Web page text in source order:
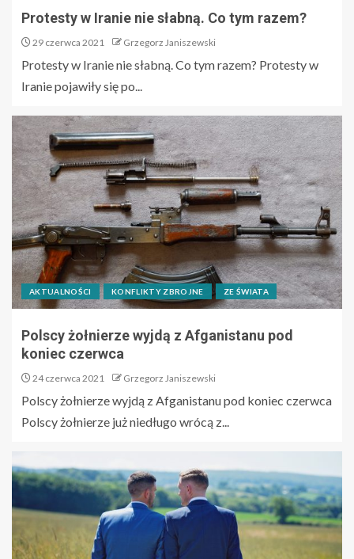
Protesty w Iranie nie słabną. Co tym razem?
29 czerwca 2021 Grzegorz Janiszewski
Protesty w Iranie nie słabną. Co tym razem? Protesty w
Iranie pojawiły się po...
AKTUALNOŚCI KONFLIKTY ZBROJNE ZE ŚWIATA
Polscy żołnierze wyjdą z Afganistanu pod
koniec czerwca
24 czerwca 2021 Grzegorz Janiszewski
Polscy żołnierze wyjdą z Afganistanu pod koniec czerwca
Polscy żołnierze już niedługo wrócą z...